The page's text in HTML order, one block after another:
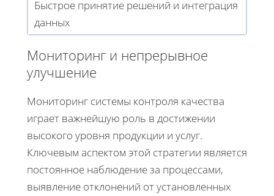
Быстрое принятие решений и интеграция
данных
Мониторинг и непрерывное
улучшение
Мониторинг системы контроля качества
играет важнейшую роль в достижении
высокого уровня продукции и услуг.
Ключевым аспектом этой стратегии является
постоянное наблюдение за процессами,
выявление отклонений от установленных